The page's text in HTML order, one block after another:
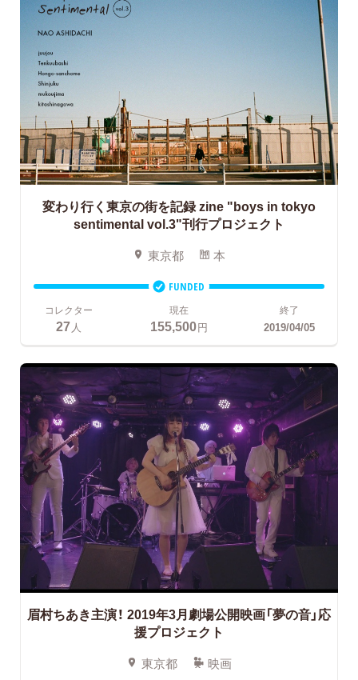
変わり行く東京の街を記録zine "boys in tokyo
sentimental vol.3"刊行プロジェクト
東京都 本
FUNDED
コレクター
27人
現在
155,500円
終了
2019/04/05
眉村ちあき主演！ 2019年3月劇場公開映画「夢の音」応
援プロジェクト
東京都 映画